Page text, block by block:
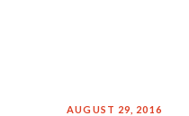
AUGUST 29, 2016